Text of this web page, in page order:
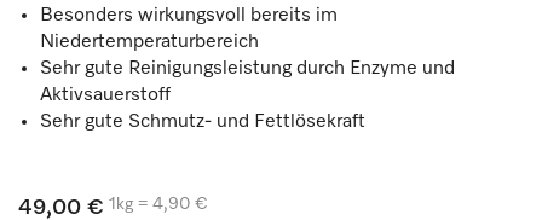
Besonders wirkungsvoll bereits im
Niedertemperaturbereich
Sehr gute Reinigungsleistung durch Enzyme und
Aktivsauerstoff
Sehr gute Schmutz- und Fettlösekraft
49,00 € 1kg = 4,90 €